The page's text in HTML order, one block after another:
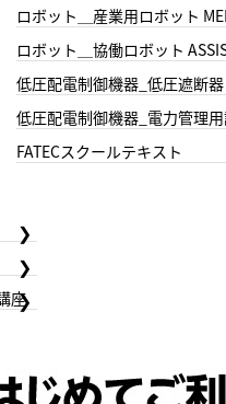
ロボット＿産業用ロボット
ロボット＿協働ロボット
低圧配電制御機器_低圧遮断器
低圧配電制御機器_電力管理
FATECスクールテキスト
座